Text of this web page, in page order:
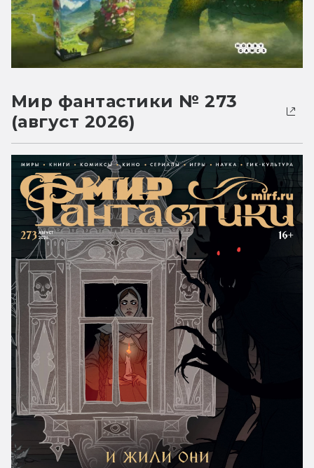
Мир фантастики № 273
(август 2026)